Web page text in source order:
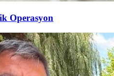
Operasyon